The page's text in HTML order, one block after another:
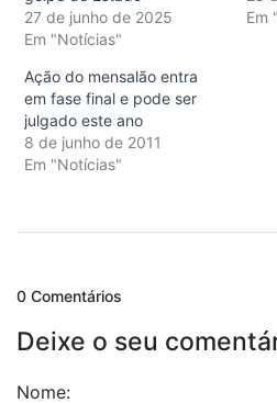
27 de junho de 2025
Em "Notícias"
Em
Ação do mensalão entra
em fase final e pode ser
julgado este ano
8 de junho de 2011
Em "Notícias"
0 Comentários
Deixe o seu
Nome: